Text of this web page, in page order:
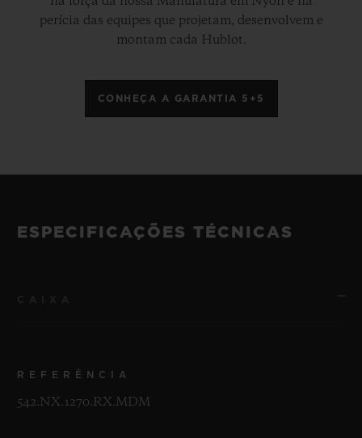
perícia das equipes que projetam, desenvolvem e
montam cada Hublot.
CONHEÇA A GARANTIA 5+5
ESPECIFICAÇÕES TÉCNICAS
REFERÊNCIA
542.NX.1270.RX.MDM